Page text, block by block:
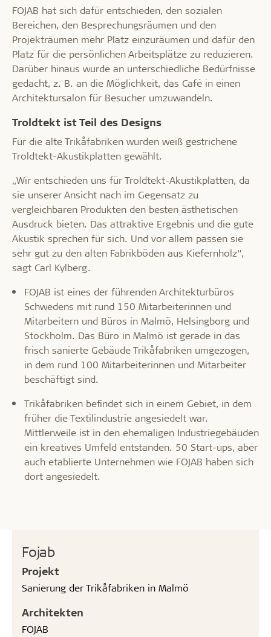
Fojab
Projekt
Sanierung der Trikåfabriken in Malmö
Architekten
FOJAB
FOJAB hat sich dafür entschieden, den sozialen
Bereichen, den Besprechungsräumen und den
Projekträumen mehr Platz einzuräumen und dafür den
Platz für die persönlichen Arbeitsplätze zu reduzieren.
Darüber hinaus wurde an unterschiedliche Bedürfnisse
gedacht, z. B. an die Möglichkeit, das Café in einen
Architektursalon für Besucher umzuwandeln.
Troldtekt ist Teil des Designs
Für die alte Trikåfabriken wurden weiß gestrichene
Troldtekt-Akustikplatten gewählt.
„Wir entschieden uns für Troldtekt-Akustikplatten, da
sie unserer Ansicht nach im Gegensatz zu
vergleichbaren Produkten den besten ästhetischen
Ausdruck bieten. Das attraktive Ergebnis und die gute
Akustik sprechen für sich. Und vor allem passen sie
sehr gut zu den alten Fabrikböden aus Kiefernholz“,
sagt Carl Kylberg.
FOJAB ist eines der führenden Architekturbüros
Schwedens mit rund 150 Mitarbeiterinnen und
Mitarbeitern und Büros in Malmö, Helsingborg und
Stockholm. Das Büro in Malmö ist gerade in das
frisch sanierte Gebäude Trikåfabriken umgezogen,
in dem rund 100 Mitarbeiterinnen und Mitarbeiter
beschäftigt sind.
Trikåfabriken befindet sich in einem Gebiet, in dem
früher die Textilindustrie angesiedelt war.
Mittlerweile ist in den ehemaligen Industriegebäuden
ein kreatives Umfeld entstanden. 50 Start-ups, aber
auch etablierte Unternehmen wie FOJAB haben sich
dort angesiedelt.